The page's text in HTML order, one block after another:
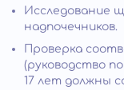
Исследование
надпочечников.
Проверка
(руководство
17 лет должны